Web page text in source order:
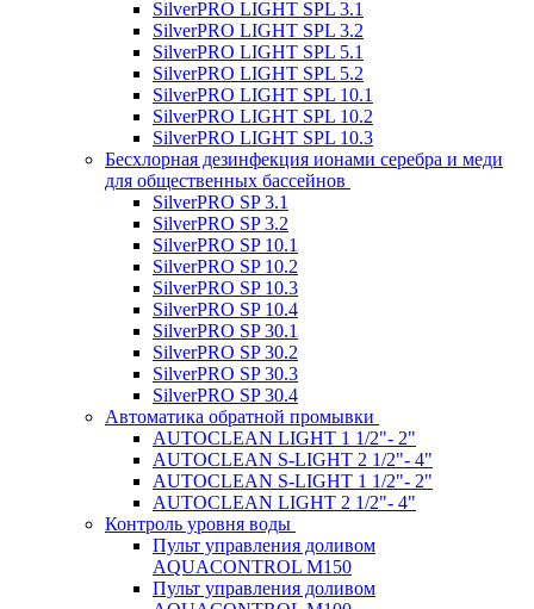
SilverPRO LIGHT SPL 3.1
SilverPRO LIGHT SPL 3.2
SilverPRO LIGHT SPL 5.1
SilverPRO LIGHT SPL 5.2
SilverPRO LIGHT SPL 10.1
SilverPRO LIGHT SPL 10.2
SilverPRO LIGHT SPL 10.3
Беcхлорная дезинфекция ионами серебра и меди
для общественных бассейнов
SilverPRO SP 3.1
SilverPRO SP 3.2
SilverPRO SP 10.1
SilverPRO SP 10.2
SilverPRO SP 10.3
SilverPRO SP 10.4
SilverPRO SP 30.1
SilverPRO SP 30.2
SilverPRO SP 30.3
SilverPRO SP 30.4
Автоматика обратной промывки
AUTOCLEAN LIGHT 1 1/2"- 2"
AUTOCLEAN S-LIGHT 2 1/2"- 4"
AUTOCLEAN S-LIGHT 1 1/2"- 2"
AUTOCLEAN LIGHT 2 1/2"- 4"
Контроль уровня воды
Пульт управления доливом
AQUACONTROL M150
Пульт управления доливом